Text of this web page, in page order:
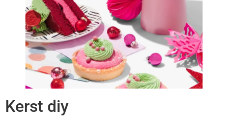
Kerst diy